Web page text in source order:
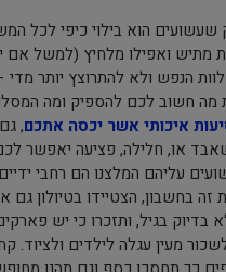
שעשועים הוא בילוי כיפי לכל
מתיש ואפילו מלחיץ (למשל אם
הנפש ולא להתרוצץ יותר מדי
חשוב לכם להספיק ומה
איכותי אשר יכסה אתכם,
או, חלילה, פציעה יאפשר
עליהם המלצנו הם רחבי
זה בחשבון, הצטיידו בטיולון גם
בדיוק בגיל, ותזכרו כי יש
מעין עגלה לילדים ולציוד.